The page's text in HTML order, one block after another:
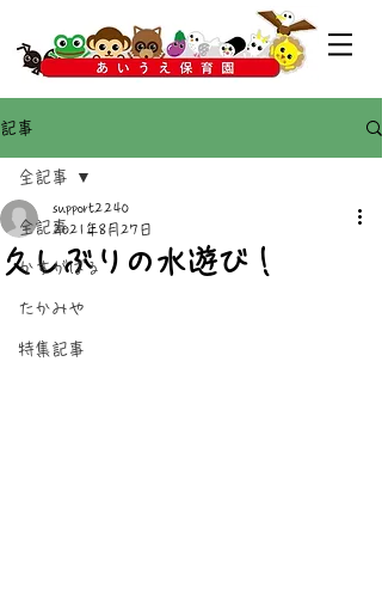
記事
全記事
かすがばる
たかみや
特集記事
全記事
久しぶりの水遊び！
support2240
2021年8月27日